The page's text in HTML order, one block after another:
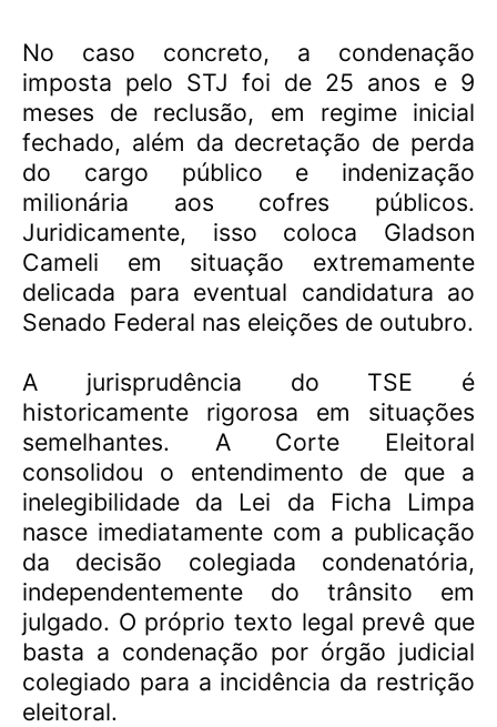
No caso concreto, a condenação
imposta pelo STJ foi de 25 anos e 9
meses de reclusão, em regime inicial
fechado, além da decretação de perda
do cargo público e indenização
milionária aos cofres públicos.
Juridicamente, isso coloca Gladson
Cameli em situação extremamente
delicada para eventual candidatura ao
Senado Federal nas eleições de outubro.
A jurisprudência do TSE é
historicamente rigorosa em situações
semelhantes. A Corte Eleitoral
consolidou o entendimento de que a
inelegibilidade da Lei da Ficha Limpa
nasce imediatamente com a publicação
da decisão colegiada condenatória,
independentemente do trânsito em
julgado. O próprio texto legal prevê que
basta a condenação por órgão judicial
colegiado para a incidência da restrição
eleitoral.